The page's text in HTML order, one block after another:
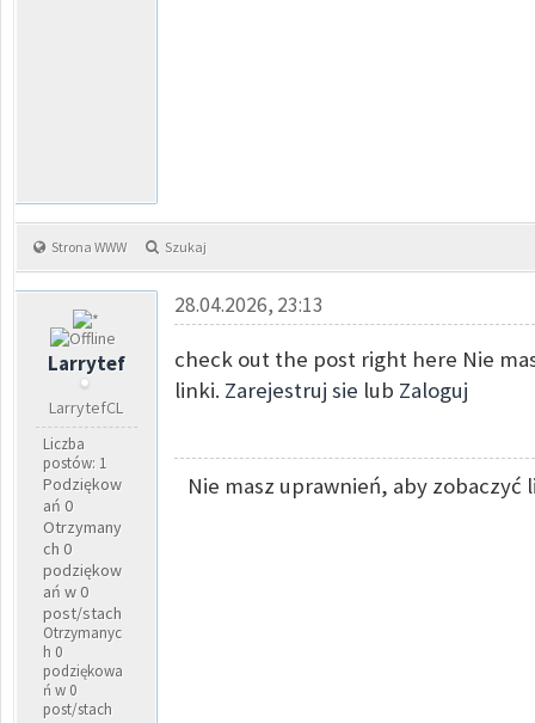
Strona WWW Szukaj
Larrytef
LarrytefCL
Liczba
postów: 1
Podziękow
ań 0
Otrzymany
ch 0
podziękow
ań w 0
post/stach
Otrzymanyc
h 0
podziękowa
ń w 0
post/stach
28.04.2026, 23:13
check out the post right here Nie
linki. Zarejestruj sie lub Zaloguj
Nie masz uprawnień, aby zobaczyć